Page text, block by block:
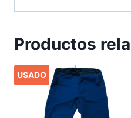
Productos
USADO